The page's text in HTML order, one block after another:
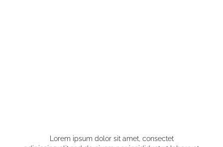
Lorem ipsum dolor sit amet, consectet